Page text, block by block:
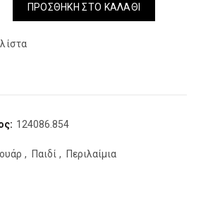
ΠΡΟΣΘΉΚΗ ΣΤΟ ΚΑΛΆΘΙ
124086.854
, Παιδί , Περιλαίμια